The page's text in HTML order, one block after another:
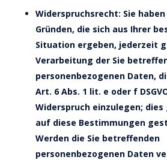
Widerspruchsrecht: Sie
Gründen, die sich aus Ihrer
Situation ergeben, jederzeit
Verarbeitung der Sie
personenbezogenen Daten,
Art. 6 Abs. 1 lit. e oder f
Widerspruch einzulegen;
auf diese Bestimmungen
Werden die Sie betreffenden
personenbezogenen Daten